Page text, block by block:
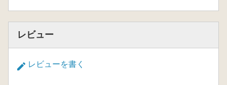
を通じて
今村直樹 平田宮第2遺跡出土古代織機につい
御山亮済 段付き布巻具からみた布幅の検討
レビュー
レビューを書く